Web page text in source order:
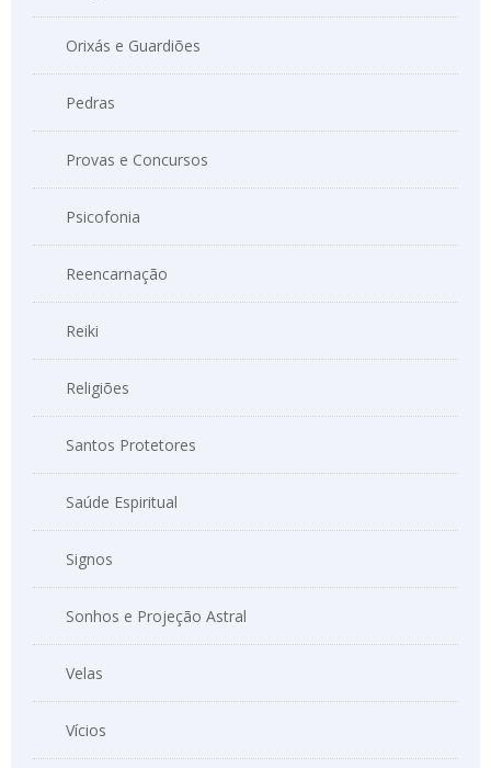
Orixás e Guardiões
Pedras
Provas e Concursos
Psicofonia
Reencarnação
Reiki
Religiões
Santos Protetores
Saúde Espiritual
Signos
Sonhos e Projeção Astral
Velas
Vícios